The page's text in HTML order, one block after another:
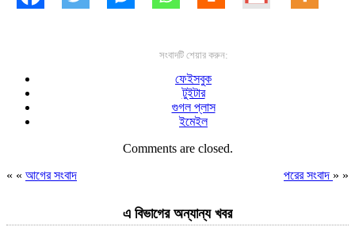
সংবাদটি শেয়ার করুন:
ফেইসবুক
টুইটার
গুগল প্লাস
ইমেইল
Comments are closed.
« « আগের সংবাদ পরের সংবাদ » »
এ বিভাগের অন্যান্য খবর